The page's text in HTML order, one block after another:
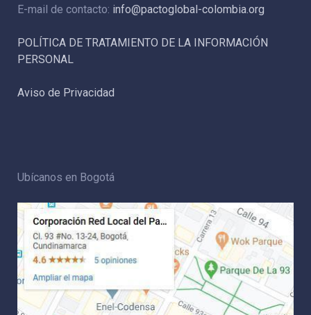
E-mail de contacto: info@pactoglobal-colombia.org
POLÍTICA DE TRATAMIENTO DE LA INFORMACIÓN
PERSONAL
Aviso de Privacidad
Ubícanos en Bogotá